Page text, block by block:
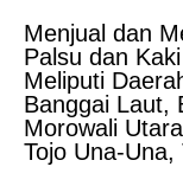
Menjual dan
Palsu dan
Meliputi
Banggai Laut,
Morowali
Tojo Una-